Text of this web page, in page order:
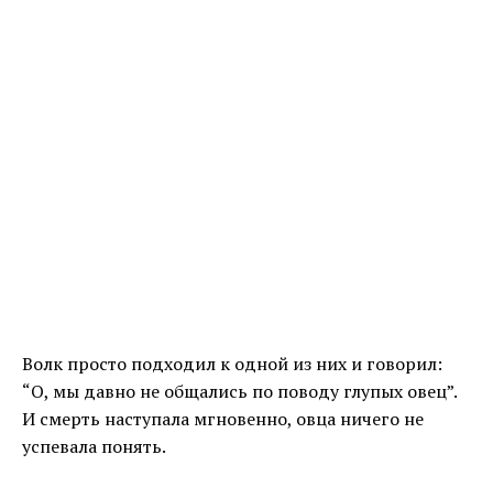
Волк просто подходил к одной из них и говорил:
“О, мы давно не общались по поводу глупых овец”.
И смерть наступала мгновенно, овца ничего не
успевала понять.